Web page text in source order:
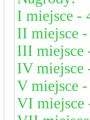
I miejsce -
II miejsce
III miejsce
IV miejsce
V miejsce
VI miejsce